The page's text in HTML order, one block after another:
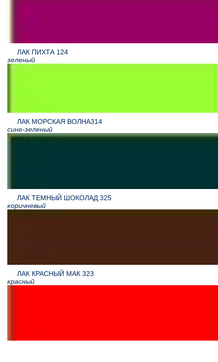
ЛАК ПИХТА 124
зеленый
ЛАК МОРСКАЯ ВОЛНА314
сине-зеленый
ЛАК ТЕМНЫЙ ШОКОЛАД 325
коричневый
ЛАК КРАСНЫЙ МАК 323
красный